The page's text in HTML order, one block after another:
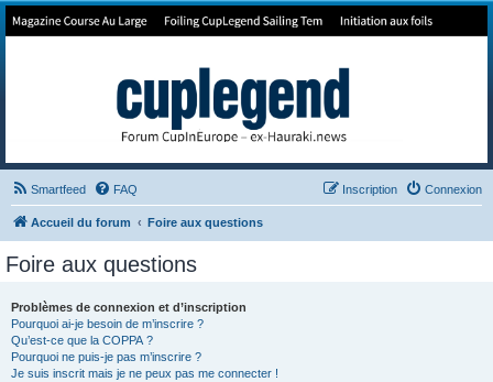
Forum de Cup In Europe
Smartfeed FAQ Connexion
Inscription
Accueil du forum Foire aux questions
Foire aux questions
Problèmes de connexion et d’inscription
Pourquoi ai-je besoin de m’inscrire ?
Qu’est-ce que la COPPA ?
Pourquoi ne puis-je pas m’inscrire ?
Je suis inscrit mais je ne peux pas me connecter !